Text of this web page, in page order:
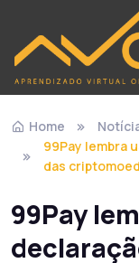
Home
99Pay lembra
das
99Pay